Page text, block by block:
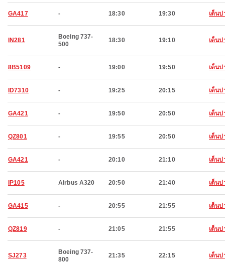
GA417 - 18:30 19:30 เด็นป
IN281
Boeing 737-
500
18:30 19:10 เด็นป
8B5109 - 19:00 19:50 เด็นป
ID7310 - 19:25 20:15 เด็นป
GA421 - 19:50 20:50 เด็นป
QZ801 - 19:55 20:50 เด็นป
GA421 - 20:10 21:10 เด็นป
IP105 Airbus A320 20:50 21:40 เด็นป
GA415 - 20:55 21:55 เด็นป
QZ819 - 21:05 21:55 เด็นป
SJ273
Boeing 737-
800
21:35 22:15 เด็นป